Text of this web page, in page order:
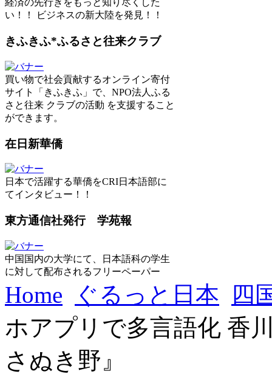
経済の先行きをもっと知り尽くした
い！！ ビジネスの新大陸を発見！！
きふきふ*ふるさと往来クラブ
買い物で社会貢献するオンライン寄付
サイト「きふきふ」で、NPO法人ふる
さと往来 クラブの活動 を支援すること
ができます。
在日新華僑
日本で活躍する華僑をCRI日本語部に
てインタビュー！！
東方通信社発行 学苑報
中国国内の大学にて、日本語科の学生
に対して配布されるフリーペーパー
Home ぐるっと日本
四
ホアプリで多言語化 香
さぬき野』